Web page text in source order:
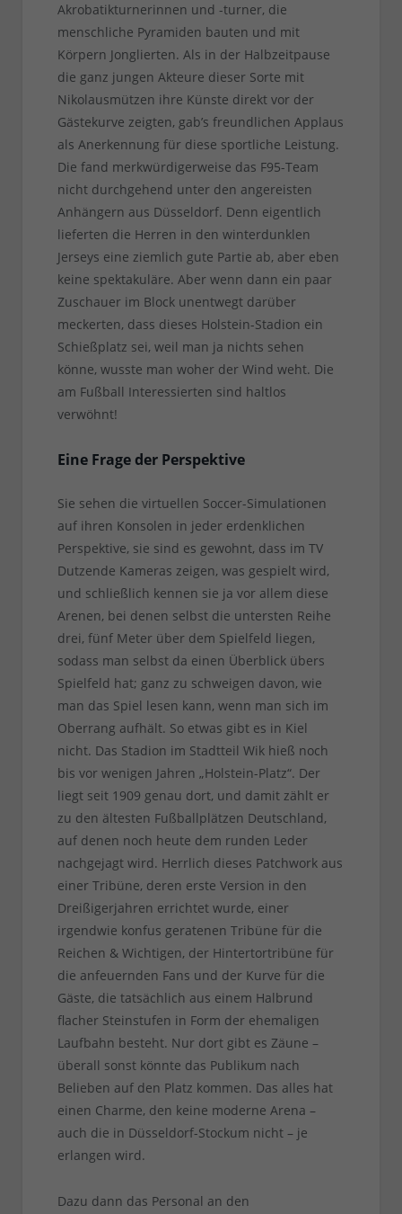
Akrobatikturnerinnen und -turner, die
menschliche Pyramiden bauten und mit
Körpern Jonglierten. Als in der Halbzeitpause
die ganz jungen Akteure dieser Sorte mit
Nikolausmützen ihre Künste direkt vor der
Gästekurve zeigten, gab’s freundlichen Applaus
als Anerkennung für diese sportliche Leistung.
Die fand merkwürdigerweise das F95-Team
nicht durchgehend unter den angereisten
Anhängern aus Düsseldorf. Denn eigentlich
lieferten die Herren in den winterdunklen
Jerseys eine ziemlich gute Partie ab, aber eben
keine spektakuläre. Aber wenn dann ein paar
Zuschauer im Block unentwegt darüber
meckerten, dass dieses Holstein-Stadion ein
Schießplatz sei, weil man ja nichts sehen
könne, wusste man woher der Wind weht. Die
am Fußball Interessierten sind haltlos
verwöhnt!
Eine Frage der Perspektive
Sie sehen die virtuellen Soccer-Simulationen
auf ihren Konsolen in jeder erdenklichen
Perspektive, sie sind es gewohnt, dass im TV
Dutzende Kameras zeigen, was gespielt wird,
und schließlich kennen sie ja vor allem diese
Arenen, bei denen selbst die untersten Reihe
drei, fünf Meter über dem Spielfeld liegen,
sodass man selbst da einen Überblick übers
Spielfeld hat; ganz zu schweigen davon, wie
man das Spiel lesen kann, wenn man sich im
Oberrang aufhält. So etwas gibt es in Kiel
nicht. Das Stadion im Stadtteil Wik hieß noch
bis vor wenigen Jahren „Holstein-Platz“. Der
liegt seit 1909 genau dort, und damit zählt er
zu den ältesten Fußballplätzen Deutschland,
auf denen noch heute dem runden Leder
nachgejagt wird. Herrlich dieses Patchwork aus
einer Tribüne, deren erste Version in den
Dreißigerjahren errichtet wurde, einer
irgendwie konfus geratenen Tribüne für die
Reichen & Wichtigen, der Hintertortribüne für
die anfeuernden Fans und der Kurve für die
Gäste, die tatsächlich aus einem Halbrund
flacher Steinstufen in Form der ehemaligen
Laufbahn besteht. Nur dort gibt es Zäune –
überall sonst könnte das Publikum nach
Belieben auf den Platz kommen. Das alles hat
einen Charme, den keine moderne Arena –
auch die in Düsseldorf-Stockum nicht – je
erlangen wird.
Dazu dann das Personal an den